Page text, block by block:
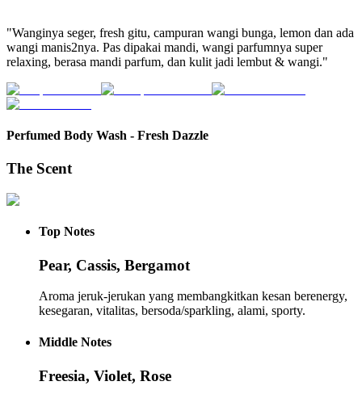
"Wanginya seger, fresh gitu, campuran wangi bunga, lemon dan ada
wangi manis2nya. Pas dipakai mandi, wangi parfumnya super
relaxing, berasa mandi parfum, dan kulit jadi lembut & wangi."
Perfumed Body Wash - Fresh Dazzle
The Scent
Top Notes
Pear, Cassis, Bergamot
Aroma jeruk-jerukan yang membangkitkan kesan berenergy,
kesegaran, vitalitas, bersoda/sparkling, alami, sporty.
Middle Notes
Freesia, Violet, Rose